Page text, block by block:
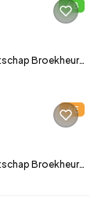
B
Broekheur…
E
Broekheur…